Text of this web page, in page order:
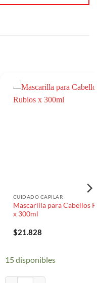
CUIDADO CAPILAR
Mascarilla para Cabellos
x 300ml
$21.828
15 disponibles